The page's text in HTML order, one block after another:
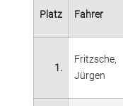
Platz Fahrer
1.
Fritzsche,
Jürgen